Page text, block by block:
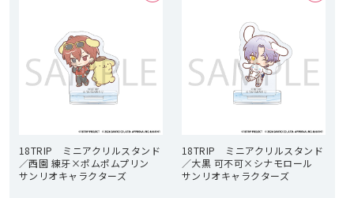
18TRIP ミニアクリルスタンド
／西園 練牙×ポムポムプリン
サンリオキャラクターズ
18TRIP ミニアクリルスタンド
／大黒 可不可×シナモロール
サンリオキャラクターズ